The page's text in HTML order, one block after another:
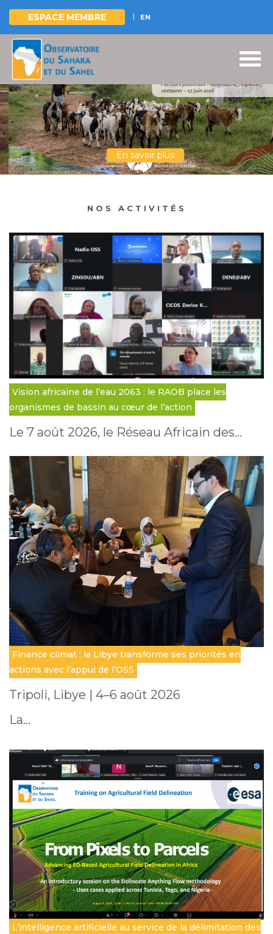
Aller
contenu
principal
ESPACE MEMBRE EN
En savoir plus
NOS ACTIVITÉS
Vision africaine de l’eau 2063 : le RAOB place les
organismes de bassin au cœur de l’action
Le 7 août 2026, le Réseau Africain des…
Finance climat : la Libye transforme ses priorités en
actions avec l’appui de l’OSS
Tripoli, Libye | 4–6 août 2026
La…
L’intelligence artificielle au service de la délimitation des